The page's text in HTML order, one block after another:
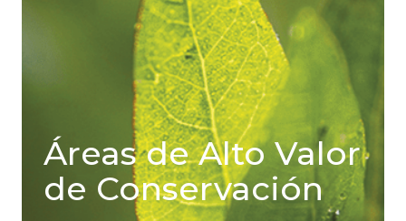
Áreas de Alto Valor
de Conservación